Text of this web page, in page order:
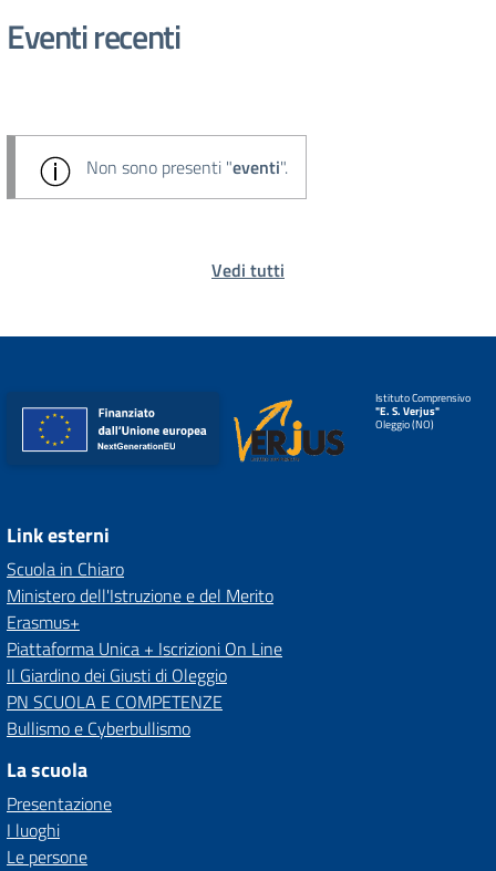
Eventi recenti
Non sono presenti "eventi".
Vedi tutti
Istituto Comprensivo
"E. S. Verjus"
Oleggio (NO)
Link esterni
Scuola in Chiaro
Ministero dell'Istruzione e del Merito
Erasmus+
Piattaforma Unica + Iscrizioni On Line
Il Giardino dei Giusti di Oleggio
PN SCUOLA E COMPETENZE
Bullismo e Cyberbullismo
La scuola
Presentazione
I luoghi
Le persone